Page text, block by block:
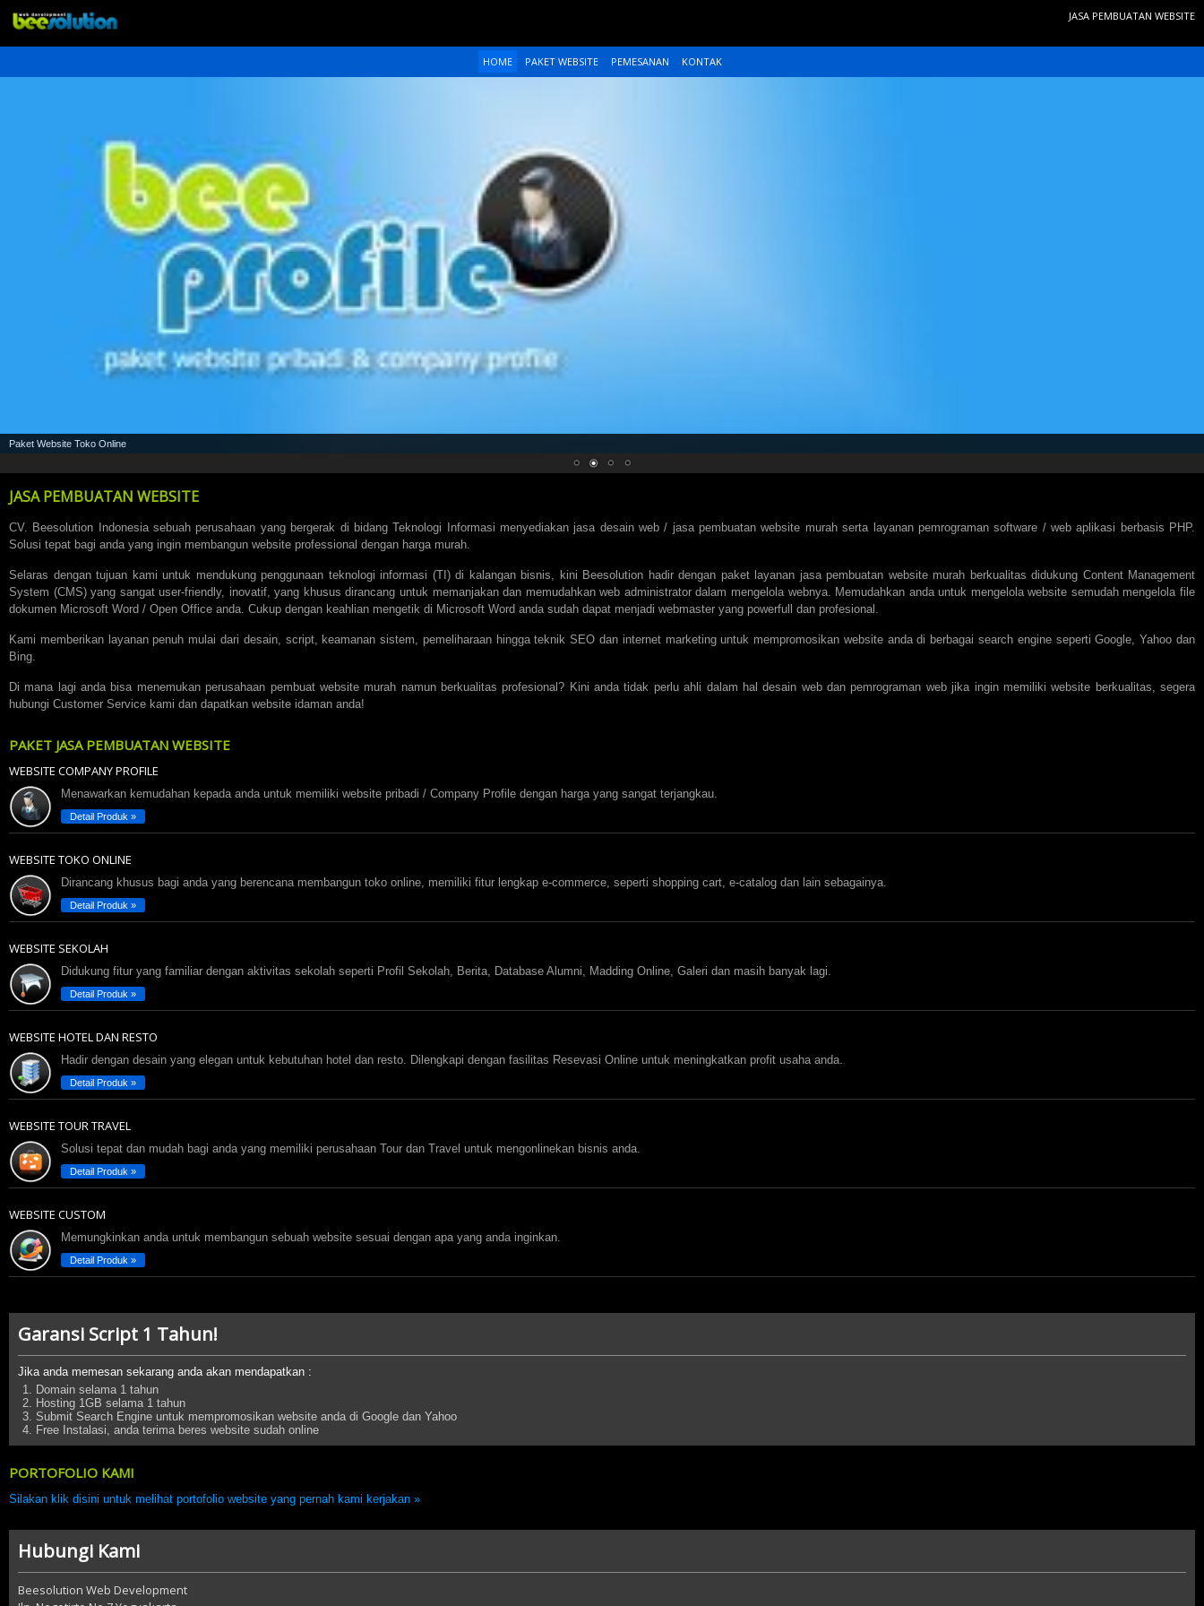
JASA PEMBUATAN WEBSITE
HOME PAKET WEBSITE PEMESANAN KONTAK
Paket Website Toko Online
JASA PEMBUATAN WEBSITE
CV. Beesolution Indonesia sebuah perusahaan yang bergerak di bidang Teknologi Informasi menyediakan jasa desain web / jasa pembuatan website murah serta layanan pemrograman software / web aplikasi berbasis PHP.
Solusi tepat bagi anda yang ingin membangun website professional dengan harga murah.
Selaras dengan tujuan kami untuk mendukung penggunaan teknologi informasi (TI) di kalangan bisnis, kini Beesolution hadir dengan paket layanan jasa pembuatan website murah berkualitas didukung Content Management
System (CMS) yang sangat user-friendly, inovatif, yang khusus dirancang untuk memanjakan dan memudahkan web administrator dalam mengelola webnya. Memudahkan anda untuk mengelola website semudah mengelola file
dokumen Microsoft Word / Open Office anda. Cukup dengan keahlian mengetik di Microsoft Word anda sudah dapat menjadi webmaster yang powerfull dan profesional.
Kami memberikan layanan penuh mulai dari desain, script, keamanan sistem, pemeliharaan hingga teknik SEO dan internet marketing untuk mempromosikan website anda di berbagai search engine seperti Google, Yahoo dan
Bing.
Di mana lagi anda bisa menemukan perusahaan pembuat website murah namun berkualitas profesional? Kini anda tidak perlu ahli dalam hal desain web dan pemrograman web jika ingin memiliki website berkualitas, segera
hubungi Customer Service kami dan dapatkan website idaman anda!
PAKET JASA PEMBUATAN WEBSITE
WEBSITE COMPANY PROFILE
Menawarkan kemudahan kepada anda untuk memiliki website pribadi / Company Profile dengan harga yang sangat terjangkau.
Detail Produk »
WEBSITE TOKO ONLINE
Dirancang khusus bagi anda yang berencana membangun toko online, memiliki fitur lengkap e-commerce, seperti shopping cart, e-catalog dan lain sebagainya.
Detail Produk »
WEBSITE SEKOLAH
Didukung fitur yang familiar dengan aktivitas sekolah seperti Profil Sekolah, Berita, Database Alumni, Madding Online, Galeri dan masih banyak lagi.
Detail Produk »
WEBSITE HOTEL DAN RESTO
Hadir dengan desain yang elegan untuk kebutuhan hotel dan resto. Dilengkapi dengan fasilitas Resevasi Online untuk meningkatkan profit usaha anda.
Detail Produk »
WEBSITE TOUR TRAVEL
Solusi tepat dan mudah bagi anda yang memiliki perusahaan Tour dan Travel untuk mengonlinekan bisnis anda.
Detail Produk »
WEBSITE CUSTOM
Memungkinkan anda untuk membangun sebuah website sesuai dengan apa yang anda inginkan.
Detail Produk »
Garansi Script 1 Tahun!
Jika anda memesan sekarang anda akan mendapatkan :
Domain selama 1 tahun
Hosting 1GB selama 1 tahun
Submit Search Engine untuk mempromosikan website anda di Google dan Yahoo
Free Instalasi, anda terima beres website sudah online
PORTOFOLIO KAMI
Silakan klik disini untuk melihat portofolio website yang pernah kami kerjakan »
Hubungi Kami
Beesolution Web Development